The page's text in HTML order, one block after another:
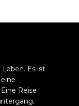
Es ist
Reise